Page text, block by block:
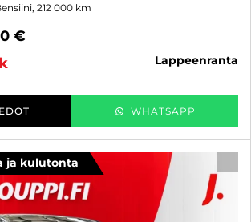
212 000 km
€
lappeenranta
WHATSAPP
ja kulutonta